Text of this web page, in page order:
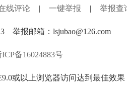
线评论 | 一键举报 | 举报查
举报邮箱：lsjubao@126.com
ICP备16024883号
或以上浏览器访问达到最佳效果